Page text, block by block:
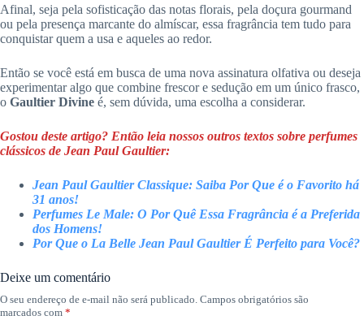
Afinal, seja pela sofisticação das notas florais, pela doçura gourmand
ou pela presença marcante do almíscar, essa fragrância tem tudo para
conquistar quem a usa e aqueles ao redor.
Então se você está em busca de uma nova assinatura olfativa ou deseja
experimentar algo que combine frescor e sedução em um único frasco,
o Gaultier Divine é, sem dúvida, uma escolha a considerar.
Gostou deste artigo? Então leia nossos outros textos sobre perfumes
clássicos de Jean Paul Gaultier:
Jean Paul Gaultier Classique: Saiba Por Que é o Favorito há
31 anos!
Perfumes Le Male: O Por Quê Essa Fragrância é a Preferida
dos Homens!
Por Que o La Belle Jean Paul Gaultier É Perfeito para Você?
Deixe um comentário
O seu endereço de e-mail não será publicado. Campos obrigatórios são
marcados com *